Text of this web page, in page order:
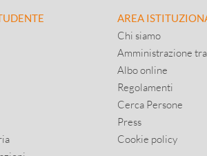
AREA
Chi siamo
Amministrazione
Albo online
Regolamenti
Cerca Persone
Press
Cookie policy